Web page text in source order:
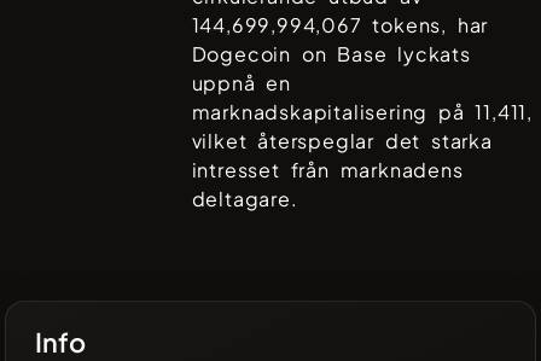
144,699,994,067tokens, har
Dogecoin on Base lyckats
uppnå en
marknadskapitalisering på11,411,
vilket återspeglar det starka
intresset från marknadens
deltagare.
Info